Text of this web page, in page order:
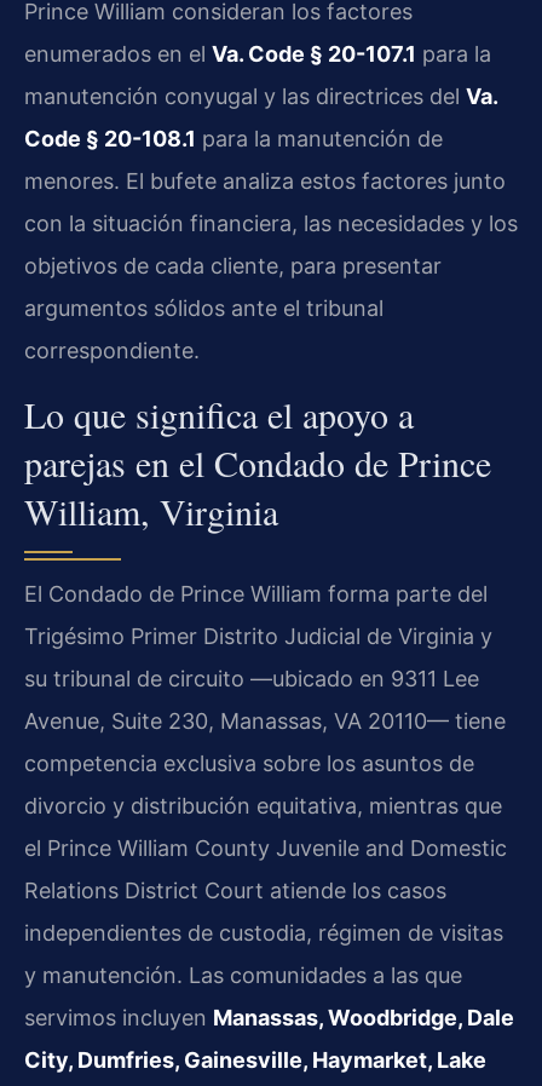
Prince William consideran los factores
enumerados en el Va. Code § 20-107.1 para la
manutención conyugal y las directrices del Va.
Code § 20-108.1 para la manutención de
menores. El bufete analiza estos factores junto
con la situación financiera, las necesidades y los
objetivos de cada cliente, para presentar
argumentos sólidos ante el tribunal
correspondiente.
Lo que significa el apoyo a
parejas en el Condado de Prince
William, Virginia
El Condado de Prince William forma parte del
Trigésimo Primer Distrito Judicial de Virginia y
su tribunal de circuito —ubicado en 9311 Lee
Avenue, Suite 230, Manassas, VA 20110— tiene
competencia exclusiva sobre los asuntos de
divorcio y distribución equitativa, mientras que
el Prince William County Juvenile and Domestic
Relations District Court atiende los casos
independientes de custodia, régimen de visitas
y manutención. Las comunidades a las que
servimos incluyen Manassas, Woodbridge, Dale
City, Dumfries, Gainesville, Haymarket, Lake